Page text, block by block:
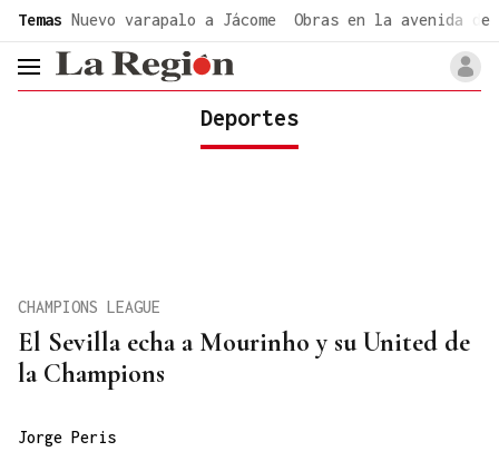
Temas Nuevo varapalo a Jácome Obras en la avenida de
header.menu.open
Deportes
El Sevilla echa a Mourinho y su United de
la Champions
CHAMPIONS LEAGUE
Jorge Peris